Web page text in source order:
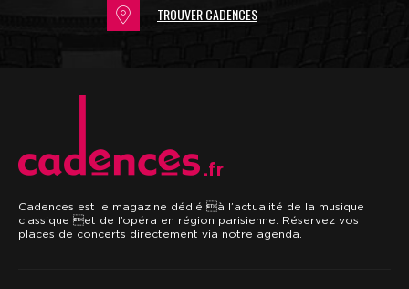
TROUVER CADENCES
.fr
Cadences est le magazine dédié à l’actualité de la musique
classique et de l’opéra en région parisienne. Réservez vos
places de concerts directement via notre agenda.